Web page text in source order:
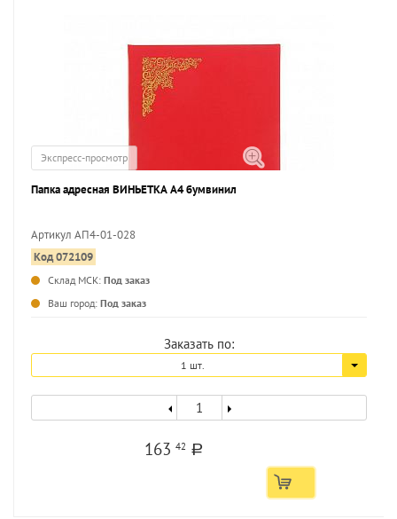
Экспресс-просмотр
Папка адресная ВИНЬЕТКА А4 бумвинил
Артикул АП4-01-028
Код 072109
Склад МСК: Под заказ
Ваш город: Под заказ
Заказать по:
1 шт.
16342 a